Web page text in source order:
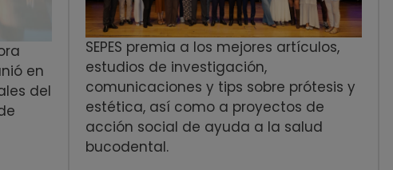
en
del
SEPES premia a los mejores artículos,
estudios de investigación,
comunicaciones y tips sobre prótesis y
estética, así como a proyectos de
acción social de ayuda a la salud
bucodental.